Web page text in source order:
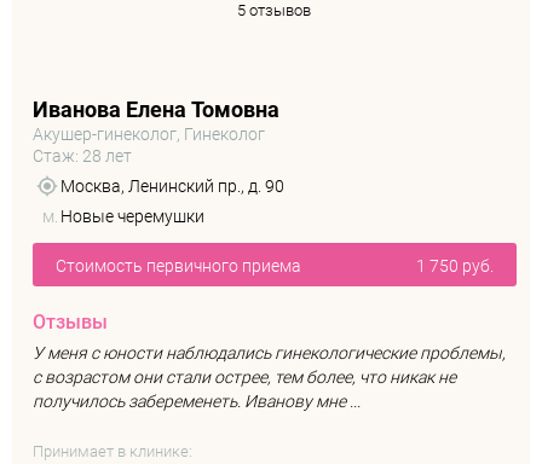
5 отзывов
Иванова Елена Томовна
Акушер-гинеколог, Гинеколог
Стаж: 28 лет
Москва, Ленинский пр., д. 90
м. Новые черемушки
Стоимость первичного приема 1 750 руб.
Отзывы
У меня с юности наблюдались гинекологические проблемы,
с возрастом они стали острее, тем более, что никак не
получилось забеременеть. Иванову мне ...
Принимает в клинике: